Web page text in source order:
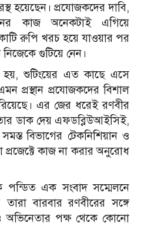
হয়েছেন। প্রযোজকদের দাবি,
কাজ অনেকটাই এগিয়ে
রুপি খরচ হয়ে যাওয়ার পর
নিজেকে গুটিয়ে নেন।
শুটিংয়ের এত কাছে এসে
প্রস্থান প্রযোজকদের বিশাল
এর জের ধরেই রণবীর
ডাক দেয় এফডব্লিউআইসিই,
বিভাগের টেকনিশিয়ান ও
প্রজেক্টে কাজ না করার অনুরোধ
পন্ডিত এক সংবাদ সম্মেলনে
বারবার রণবীরের সঙ্গে
অভিনেতার পক্ষ থেকে কোনো